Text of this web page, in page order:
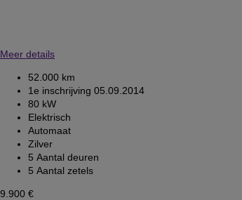
Meer details
52.000 km
1e inschrijving 05.09.2014
80 kW
Elektrisch
Automaat
Zilver
5 Aantal deuren
5 Aantal zetels
9.900 €